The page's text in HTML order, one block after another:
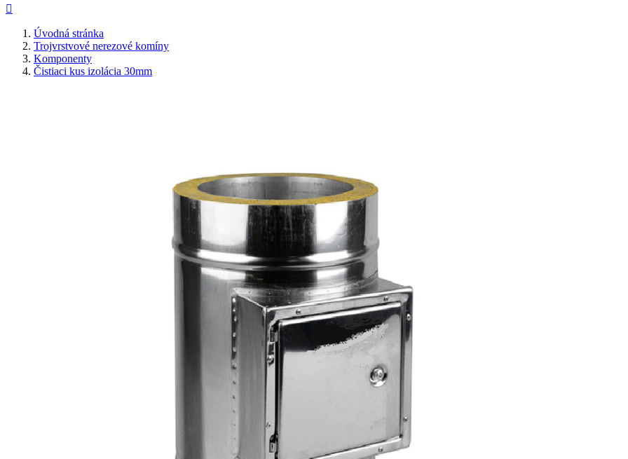

Úvodná stránka
Trojvrstvové nerezové komíny
Komponenty
Čistiaci kus izolácia 30mm